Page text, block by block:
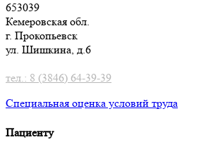
653039
Кемеровская обл.
г. Прокопьевск
ул. Шишкина, д.6
тел.: 8 (3846) 64-39-39
Специальная оценка условий труда
Пациенту